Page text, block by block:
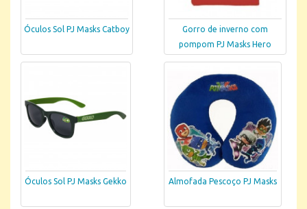
Óculos Sol PJ Masks Catboy
Gorro de inverno com
pompom PJ Masks Hero
Óculos Sol PJ Masks Gekko Almofada Pescoço PJ Masks